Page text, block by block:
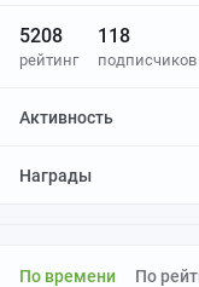
5208
рейтинг
118
подписчиков
Активность
отредактировал
Награды
По времени По